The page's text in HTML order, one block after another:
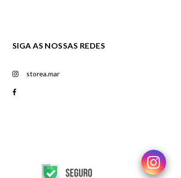
SIGA AS NOSSAS REDES
storea.mar